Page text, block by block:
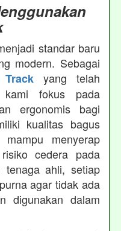
standar baru
modern. Sebagai
yang telah
kami fokus pada
ergonomis bagi
kualitas bagus
menyerap
cedera pada
tenaga ahli, setiap
agar tidak ada
digunakan dalam